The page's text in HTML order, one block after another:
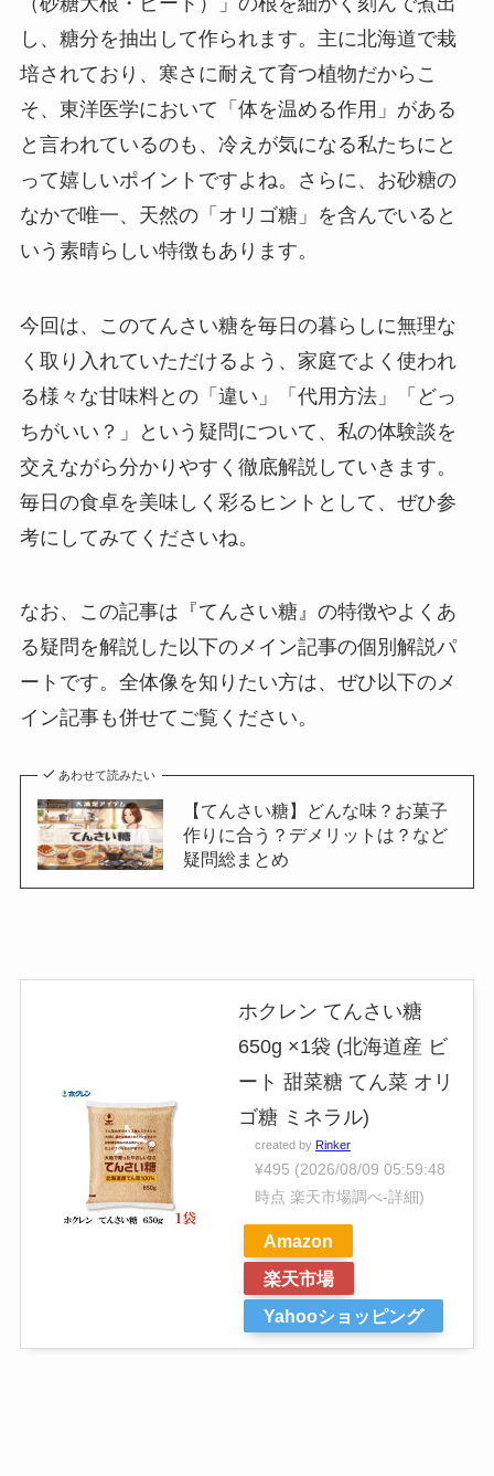
し、糖分を抽出して作られます。主に北海道で栽
培されており、寒さに耐えて育つ植物だからこ
そ、東洋医学において「体を温める作用」がある
と言われているのも、冷えが気になる私たちにと
って嬉しいポイントですよね。さらに、お砂糖の
なかで唯一、天然の「オリゴ糖」を含んでいると
いう素晴らしい特徴もあります。
今回は、このてんさい糖を毎日の暮らしに無理な
く取り入れていただけるよう、家庭でよく使われ
る様々な甘味料との「違い」「代用方法」「どっ
ちがいい？」という疑問について、私の体験談を
交えながら分かりやすく徹底解説していきます。
毎日の食卓を美味しく彩るヒントとして、ぜひ参
考にしてみてくださいね。
なお、この記事は『てんさい糖』の特徴やよくあ
る疑問を解説した以下のメイン記事の個別解説パ
ートです。全体像を知りたい方は、ぜひ以下のメ
イン記事も併せてご覧ください。
あわせて読みたい
【てんさい糖】どんな味？お菓子
作りに合う？デメリットは？など
疑問総まとめ
ホクレン てんさい糖
650g ×1袋 (北海道産 ビ
ート 甜菜糖 てん菜 オリ
ゴ糖 ミネラル)
created by Rinker
¥495 (2026/08/09 05:59:48
時点 楽天市場調べ-詳細)
Amazon
楽天市場
Yahooショッピング